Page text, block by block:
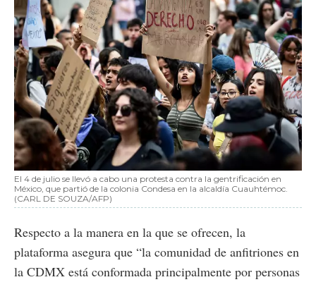
El 4 de julio se llevó a cabo una protesta contra la gentrificación en
México, que partió de la colonia Condesa en la alcaldía Cuauhtémoc.
(CARL DE SOUZA/AFP)
Respecto a la manera en la que se ofrecen, la
plataforma asegura que “la comunidad de anfitriones en
la CDMX está conformada principalmente por personas